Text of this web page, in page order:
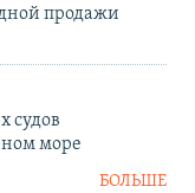
продажи
судов
море
БОЛЬШЕ